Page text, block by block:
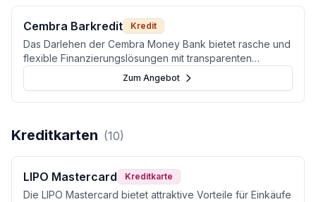
Cembra Barkredit Kredit
Das Darlehen der Cembra Money Bank bietet rasche und
flexible Finanzierungslösungen mit transparenten
Konditionen für deine individuellen Bedürfnisse in der
Zum Angebot
Kreditkarten (10)
LIPO Mastercard Kreditkarte
Die LIPO Mastercard bietet attraktive Vorteile für Einkäufe